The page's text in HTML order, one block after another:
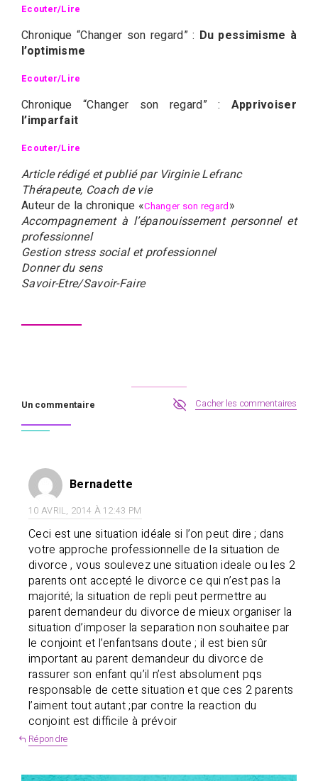
Ecouter/Lire
Chronique “Changer son regard” : Du pessimisme à
l’optimisme
Ecouter/Lire
Chronique “Changer son regard” : Apprivoiser
l’imparfait
Ecouter/Lire
Article rédigé et publié par Virginie Lefranc
Thérapeute, Coach de vie
Auteur de la chronique «Changer son regard»
Accompagnement à l’épanouissement personnel et
professionnel
Gestion stress social et professionnel
Donner du sens
Savoir-Etre/Savoir-Faire
Un commentaire Cacher les commentaires
Bernadette
10 AVRIL, 2014 À 12:43 PM
Ceci est une situation idéale si l’on peut dire ; dans
votre approche professionnelle de la situation de
divorce , vous soulevez une situation ideale ou les 2
parents ont accepté le divorce ce qui n’est pas la
majorité; la situation de repli peut permettre au
parent demandeur du divorce de mieux organiser la
situation d’imposer la separation non souhaitee par
le conjoint et l’enfantsans doute ; il est bien sûr
important au parent demandeur du divorce de
rassurer son enfant qu’il n’est absolument pqs
responsable de cette situation et que ces 2 parents
l’aiment tout autant ;par contre la reaction du
conjoint est difficile à prévoir
Répondre